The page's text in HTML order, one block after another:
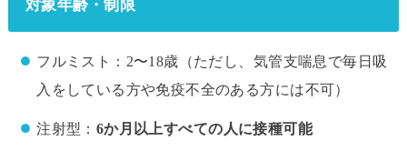
対象年齢・制限
フルミスト：2〜18歳（ただし、気管支喘息で毎日吸
入をしている方や免疫不全のある方には不可）
注射型： 6か月以上すべての人に接種可能